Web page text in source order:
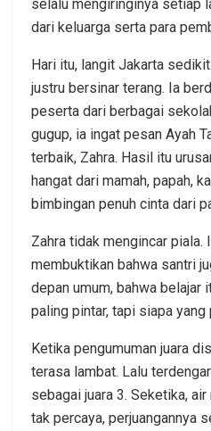
selalu mengiringinya setiap
dari keluarga serta para
Hari itu, langit Jakarta
justru bersinar terang. Ia
peserta dari berbagai
gugup, ia ingat pesan Ayah
terbaik, Zahra. Hasil itu
hangat dari mamah, papah,
bimbingan penuh cinta dari
Zahra tidak mengincar piala.
membuktikan bahwa santri
depan umum, bahwa belajar
paling pintar, tapi siapa yang
Ketika pengumuman juara
terasa lambat. Lalu
sebagai juara 3. Seketika,
tak percaya, perjuangannya